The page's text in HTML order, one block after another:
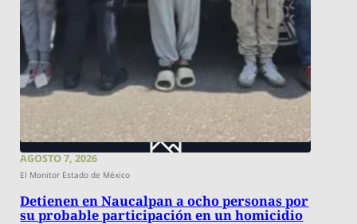
AGOSTO 7, 2026
El Monitor Estado de México
Detienen en Naucalpan a ocho personas por
su probable participación en un homicidio